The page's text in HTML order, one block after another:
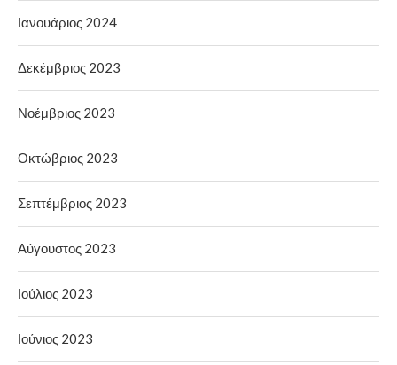
Ιανουάριος 2024
Δεκέμβριος 2023
Νοέμβριος 2023
Οκτώβριος 2023
Σεπτέμβριος 2023
Αύγουστος 2023
Ιούλιος 2023
Ιούνιος 2023